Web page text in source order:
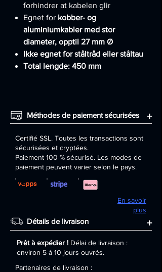
forhindrer at kabelen glir
Egnet for kobber- og
aluminiumkabler med stor
diameter, opptil 27 mm Ø
Ikke egnet for ståltråd eller ståltau
Total lengde: 450 mm
Méthodes de paiement sécurisées +
Certifié SSL. Toutes les transactions sont
sécurisées et cryptées.
Paiement 100 % sécurisé. Les modes de
paiement peuvent varier selon le pays.
En savoir
plus
Détails de livraison +
Prêt à expédier ! Délai de livraison :
environ 5 à 10 jours ouvrés.
Partenaires de livraison :